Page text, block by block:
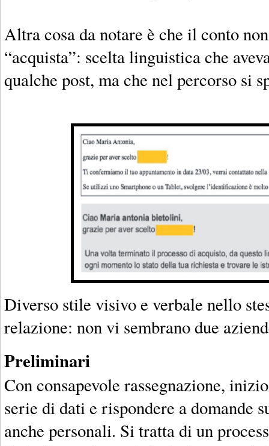
Altra cosa da notare è che il conto
“acquista”: scelta linguistica che
qualche post, ma che nel percorso si
Diverso stile visivo e verbale nello
relazione: non vi sembrano due
Preliminari
Con consapevole rassegnazione,
serie di dati e rispondere a domande
anche personali. Si tratta di un